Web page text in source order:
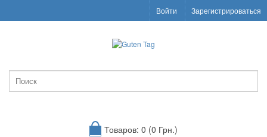
Войти Зарегистрироваться
Товаров: 0 (0 Грн.)